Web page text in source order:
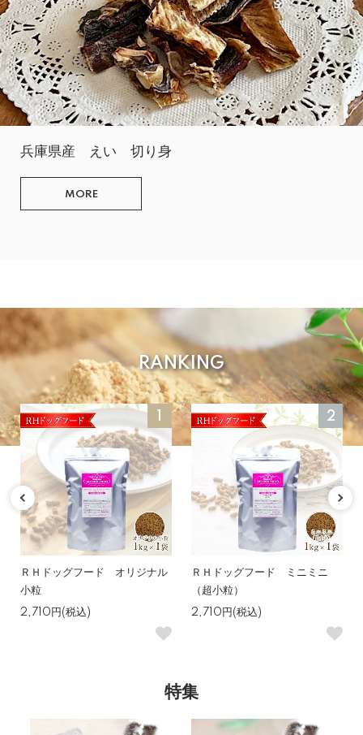
兵庫県産 えい 切り身
MORE
RANKING
ＲＨドッグフード オリジナル
小粒
2,710円(税込)
2
ＲＨドッグフード ミニミニ
（超小粒）
2,710円(税込)
特集